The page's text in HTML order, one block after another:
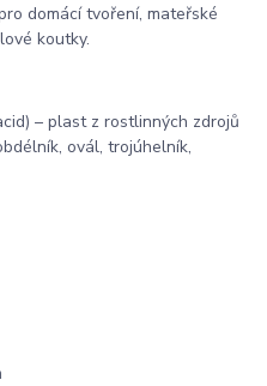
domácí tvoření, mateřské
koutky.
– plast z rostlinných zdrojů
ovál, trojúhelník,